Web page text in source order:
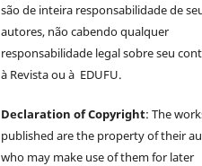
são de inteira responsabilidade de
autores, não cabendo qualquer
responsabilidade legal sobre seu
à Revista ou à EDUFU.
Declaration of Copyright: The
published are the property of their
who may make use of them for later